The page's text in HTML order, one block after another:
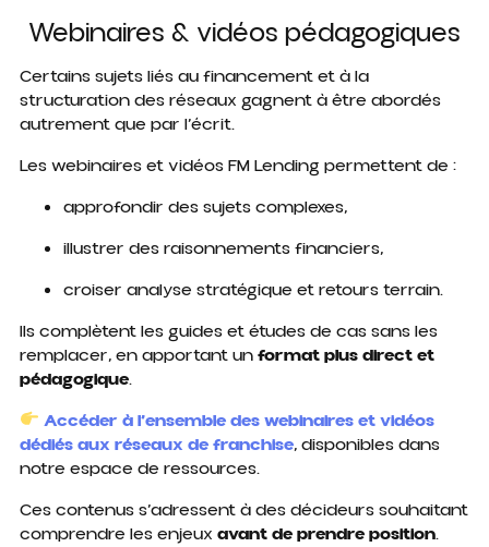
Webinaires & vidéos pédagogiques
Certains sujets liés au financement et à la
structuration des réseaux gagnent à être abordés
autrement que par l’écrit.
Les webinaires et vidéos FM Lending permettent de :
approfondir des sujets complexes,
illustrer des raisonnements financiers,
croiser analyse stratégique et retours terrain.
Ils complètent les guides et études de cas sans les
remplacer, en apportant unformat plus direct et
pédagogique.
Accéder à l’ensemble des webinaires et vidéos
dédiés aux réseaux de franchise, disponibles dans
notre espace de ressources.
Ces contenus s’adressent à des décideurs souhaitant
comprendre les enjeux avant de prendre position.